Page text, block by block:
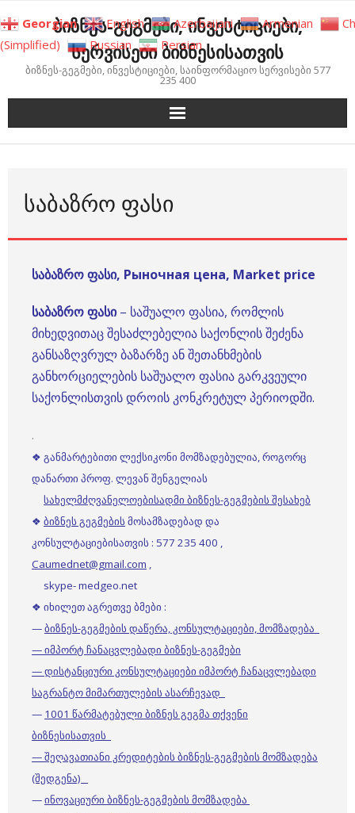
to
content
ბიზნეს-გეგმები, ინვესტიციები,
სერვისები ბიზნესისათვის
ბიზნეს-გეგმები, ინვესტიციები, საინფორმაციო სერვისები 577
235 400
ᲡᲐᲑᲐᲖᲠᲝ ᲤᲐᲡᲘ
საბაზრო ფასი, Рыночная цена, Market price
საბაზრო ფასი– საშუალო ფასია, რომლის
მიხედვითაც შესაძლებელია საქონლის შეძენა
განსაზღვრულ ბაზარზე ან შეთანხმების
განხორციელების საშუალო ფასია გარკვეული
საქონლისთვის დროის კონკრეტულ პერიოდში.
.
❖ განმარტებითი ლექსიკონი მომზადებულია, როგორც
დანართი პროფ. ლევან შენგელიას
სახელმძღვანელოებისადმი ბიზნეს-გეგმების შესახებ
❖ ბიზნეს გეგმების მოსამზადებად და
კონსულტაციებისათვის : 577 235 400 ,
Caumednet@gmail.com ,
skype- medgeo.net
❖ იხილეთ აგრეთვე ბმები :
—ბიზნეს-გეგმების დაწერა, კონსულტაციები, მომზადება
— იმპორტ ჩანაცვლებადი ბიზნეს-გეგმები
— დისტანციური კონსულტაციები იმპორტ ჩანაცვლებადი
საგრანტო მიმართულების ასარჩევად
— 1001 წარმატებული ბიზნეს გეგმა თქვენი
ბიზნესისათვის
— შეღავათიანი კრედიტების ბიზნეს-გეგმების მომზადება
(შედგენა)
—ინოვაციური ბიზნეს-გეგმების მომზადება
Georgian English Azerbaijani Armenian
(Simplified)
Russian Persian